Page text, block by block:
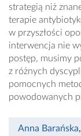
strategią niż
terapie
w przyszłości
interwencja nie
postęp, musimy
z różnych
pomocnych
powodowanych
Anna Barańska